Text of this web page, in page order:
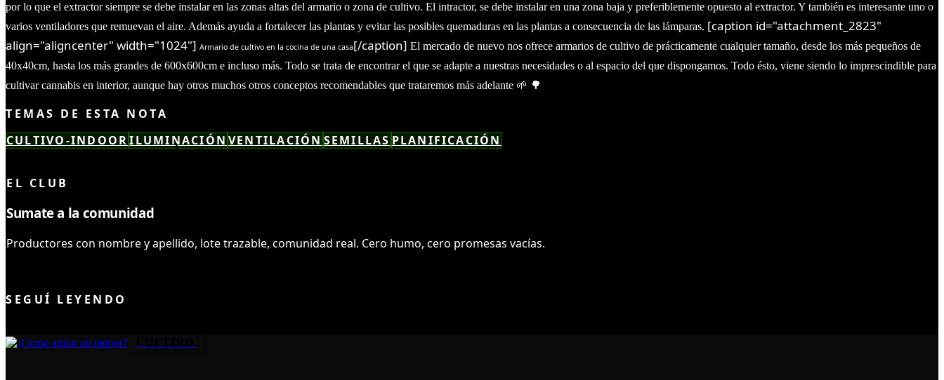
por lo que el extractor siempre se debe instalar en las zonas altas del armario o zona de cultivo. El intractor, se debe instalar en una zona baja y preferiblemente opuesto al extractor. Y también es interesante uno o
varios ventiladores que remuevan el aire. Además ayuda a fortalecer las plantas y evitar las posibles quemaduras en las plantas a consecuencia de las lámparas. [caption id="attachment_2823"
align="aligncenter" width="1024"] Armario de cultivo en la cocina de una casa[/caption] El mercado de nuevo nos ofrece armarios de cultivo de prácticamente cualquier tamaño, desde los más pequeños de
40x40cm, hasta los más grandes de 600x600cm e incluso más. Todo se trata de encontrar el que se adapte a nuestras necesidades o al espacio del que dispongamos. Todo ésto, viene siendo lo imprescindible para
cultivar cannabis en interior, aunque hay otros muchos otros conceptos recomendables que trataremos más adelante 🌱 🌳
TEMAS DE ESTA NOTA
CULTIVO-INDOORILUMINACIÓN VENTILACIÓN SEMILLAS PLANIFICACIÓN
EL CLUB
Sumate a la comunidad
Productores con nombre y apellido, lote trazable, comunidad real. Cero humo, cero promesas vacías.
SEGUÍ LEYENDO